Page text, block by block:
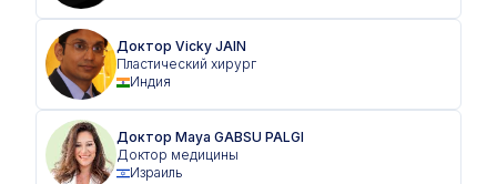
Доктор Vicky JAIN
Пластический хирург
Индия
Доктор Maya GABSU PALGI
Доктор медицины
Израиль